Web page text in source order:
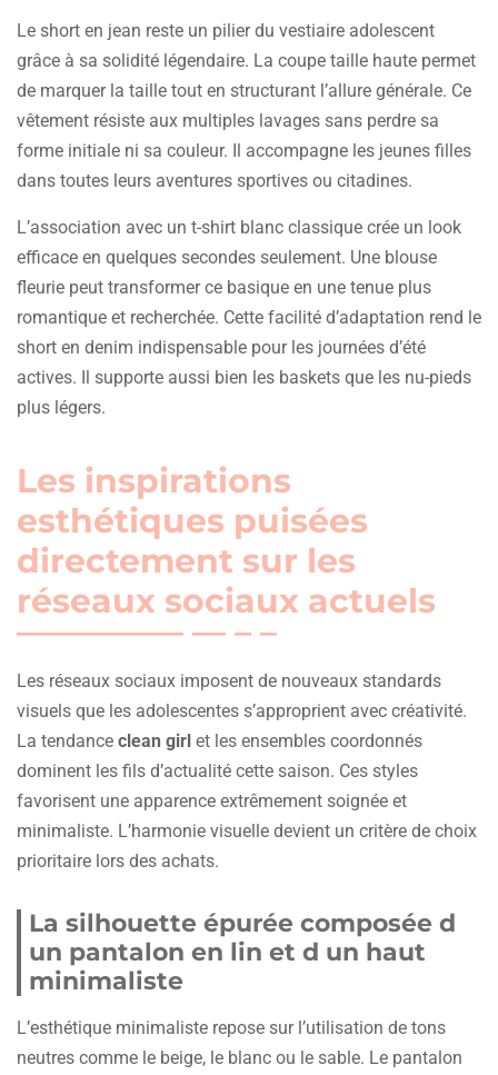
Le short en jean reste un pilier du vestiaire adolescent
grâce à sa solidité légendaire. La coupe taille haute permet
de marquer la taille tout en structurant l’allure générale. Ce
vêtement résiste aux multiples lavages sans perdre sa
forme initiale ni sa couleur. Il accompagne les jeunes filles
dans toutes leurs aventures sportives ou citadines.
L’association avec un t-shirt blanc classique crée un look
efficace en quelques secondes seulement. Une blouse
fleurie peut transformer ce basique en une tenue plus
romantique et recherchée. Cette facilité d’adaptation rend le
short en denim indispensable pour les journées d’été
actives. Il supporte aussi bien les baskets que les nu-pieds
plus légers.
Les inspirations
esthétiques puisées
directement sur les
réseaux sociaux actuels
Les réseaux sociaux imposent de nouveaux standards
visuels que les adolescentes s’approprient avec créativité.
La tendance clean girl et les ensembles coordonnés
dominent les fils d’actualité cette saison. Ces styles
favorisent une apparence extrêmement soignée et
minimaliste. L’harmonie visuelle devient un critère de choix
prioritaire lors des achats.
La silhouette épurée composée d
un pantalon en lin et d un haut
minimaliste
L’esthétique minimaliste repose sur l’utilisation de tons
neutres comme le beige, le blanc ou le sable. Le pantalon